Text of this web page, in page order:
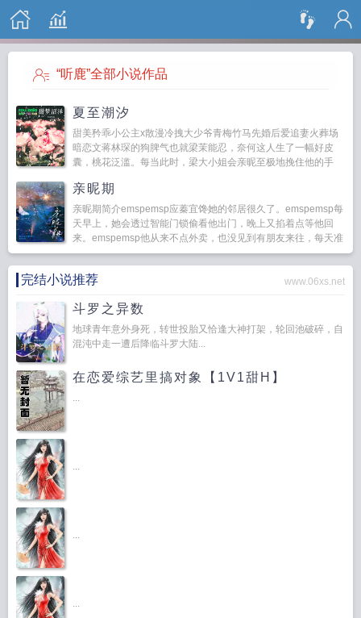
搜 索
“听鹿”全部小说作品
夏至潮汐
甜美矜乖小公主x散漫冷拽大少爷青梅竹马先婚后爱追妻火葬场
暗恋文蒋林琛的狗脾气也就梁茉能忍，奈何这人生了一幅好皮
囊，桃花泛滥。每当此时，梁大小姐会亲昵至极地挽住他的手
亲昵期
亲昵期简介emspemsp应蓁宜馋她的邻居很久了。emspemsp每
天早上，她会透过智能门锁偷看他出门，晚上又掐着点等他回
来。emspemsp他从来不点外卖，也没见到有朋友来往，每天准
点回家，时常手里拎着一...
完结小说推荐 www.06xs.net
斗罗之异数
地球青年意外身死，转世投胎又恰逢大神打架，轮回池破碎，自
混沌中走一遭后降临斗罗大陆...
在恋爱综艺里搞对象【1V1甜H】
...
...
...
...